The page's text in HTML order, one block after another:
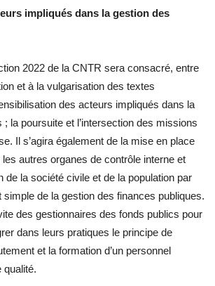
impliqués dans la gestion des
2022 de la CNTR sera consacré, entre
et à la vulgarisation des textes
des acteurs impliqués dans la
la poursuite et l’intersection des missions
Il s’agira également de la mise en place
les autres organes de contrôle interne et
de la société civile et de la population par
simple de la gestion des finances publiques.
des gestionnaires des fonds publics pour
dans leurs pratiques le principe de
et la formation d’un personnel
qualité.